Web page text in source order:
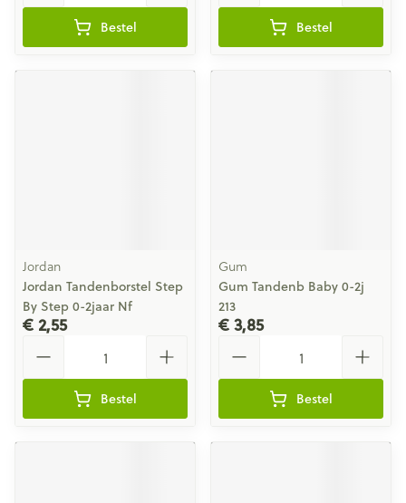
Bestel Bestel
Jordan
Jordan Tandenborstel Step
By Step 0-2jaar Nf
€ 2,55
Bestel
Gum
Gum Tandenb Baby 0-2j
213
€ 3,85
Bestel